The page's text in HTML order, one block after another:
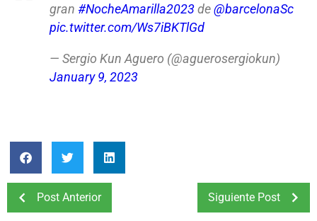
gran #NocheAmarilla2023de@barcelonaSc
pic.twitter.com/Ws7iBKTlGd
— Sergio Kun Aguero (@aguerosergiokun)
January 9, 2023
Post Anterior Siguiente Post